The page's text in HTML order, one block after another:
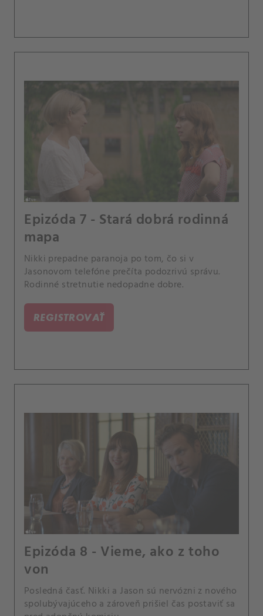
Epizóda 7 - Stará dobrá rodinná
mapa
Nikki prepadne paranoja po tom, čo si v
Jasonovom telefóne prečíta podozrivú správu.
Rodinné stretnutie nedopadne dobre.
REGISTROVAŤ
Epizóda 8 - Vieme, ako z toho
von
Posledná časť. Nikki a Jason sú nervózni z nového
spolubývajúceho a zároveň prišiel čas postaviť sa